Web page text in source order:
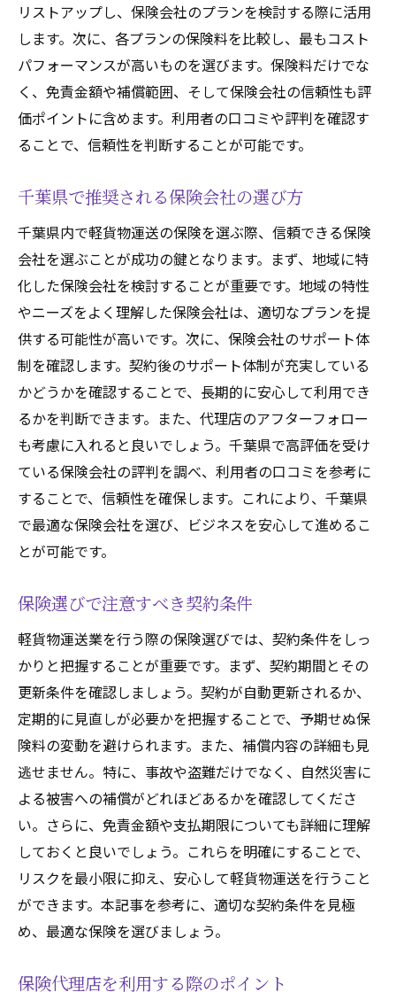
リストアップし、保険会社のプランを検討する際に活用
します。次に、各プランの保険料を比較し、最もコスト
パフォーマンスが高いものを選びます。保険料だけでな
く、免責金額や補償範囲、そして保険会社の信頼性も評
価ポイントに含めます。利用者の口コミや評判を確認す
ることで、信頼性を判断することが可能です。
千葉県で推奨される保険会社の選び方
千葉県内で軽貨物運送の保険を選ぶ際、信頼できる保険
会社を選ぶことが成功の鍵となります。まず、地域に特
化した保険会社を検討することが重要です。地域の特性
やニーズをよく理解した保険会社は、適切なプランを提
供する可能性が高いです。次に、保険会社のサポート体
制を確認します。契約後のサポート体制が充実している
かどうかを確認することで、長期的に安心して利用でき
るかを判断できます。また、代理店のアフターフォロー
も考慮に入れると良いでしょう。千葉県で高評価を受け
ている保険会社の評判を調べ、利用者の口コミを参考に
することで、信頼性を確保します。これにより、千葉県
で最適な保険会社を選び、ビジネスを安心して進めるこ
とが可能です。
保険選びで注意すべき契約条件
軽貨物運送業を行う際の保険選びでは、契約条件をしっ
かりと把握することが重要です。まず、契約期間とその
更新条件を確認しましょう。契約が自動更新されるか、
定期的に見直しが必要かを把握することで、予期せぬ保
険料の変動を避けられます。また、補償内容の詳細も見
逃せません。特に、事故や盗難だけでなく、自然災害に
よる被害への補償がどれほどあるかを確認してくださ
い。さらに、免責金額や支払期限についても詳細に理解
しておくと良いでしょう。これらを明確にすることで、
リスクを最小限に抑え、安心して軽貨物運送を行うこと
ができます。本記事を参考に、適切な契約条件を見極
め、最適な保険を選びましょう。
保険代理店を利用する際のポイント